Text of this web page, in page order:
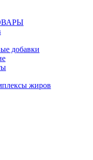
добавки
жиров